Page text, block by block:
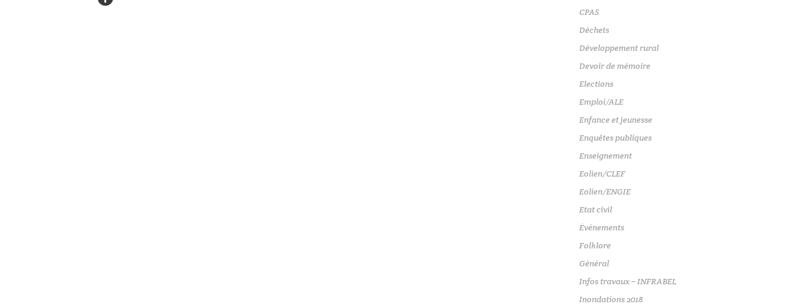
CPAS
Déchets
Développement rural
Devoir de mémoire
Elections
Emploi/ALE
Enfance et jeunesse
Enquêtes publiques
Enseignement
Eolien/CLEF
Eolien/ENGIE
Etat civil
Événements
Folklore
Général
Infos travaux – INFRABEL
Inondations 2018